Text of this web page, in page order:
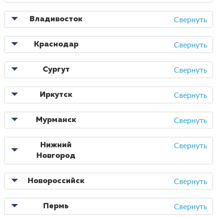
Владивосток Свернуть
Краснодар Свернуть
Сургут Свернуть
Иркутск Свернуть
Мурманск Свернуть
Нижний
Новгород
Свернуть
Новороссийск Свернуть
Пермь Свернуть